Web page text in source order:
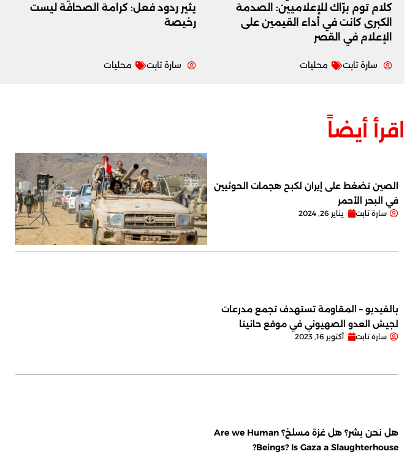
كلام توم برّاك للإعلاميين: الصدمة
الكبرى كانت في أداء القيمين على
‏الإعلام في القصر
سارة تابت محليات
يثير ردود فعل: كرامة الصحافة ليست
رخيصة
سارة تابت محليات
اقرأ أيضاً
الصين تضغط على إيران لكبح هجمات الحوثيين
في البحر الأحمر
سارة تابت يناير 26, 2024
بالفيديو – المقاومة تستهدف تجمع مدرعات
لجيش العدو الصهيوني في موقع حانيتا
سارة تابت أكتوبر 16, 2023
هل نحن بشر؟ هل غزة مسلخ؟ Are we Human
Beings? Is Gaza a Slaughterhouse?